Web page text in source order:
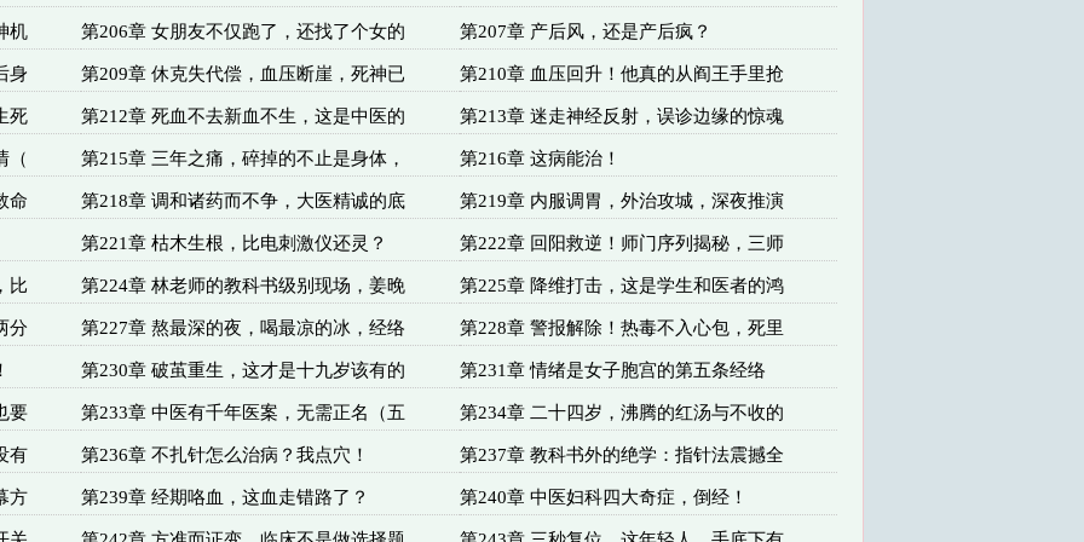
机 第206章 女朋友不仅跑了，还找了个女的 第207章 产后风，还是产后疯？
身 第209章 休克失代偿，血压断崖，死神已 第210章 血压回升！他真的从阎王手里抢
死 第212章 死血不去新血不生，这是中医的 第213章 迷走神经反射，误诊边缘的惊魂
（ 第215章 三年之痛，碎掉的不止是身体， 第216章 这病能治！
命 第218章 调和诸药而不争，大医精诚的底 第219章 内服调胃，外治攻城，深夜推演
第221章 枯木生根，比电刺激仪还灵？ 第222章 回阳救逆！师门序列揭秘，三师
比 第224章 林老师的教科书级别现场，姜晚 第225章 降维打击，这是学生和医者的鸿
分 第227章 熬最深的夜，喝最凉的冰，经络 第228章 警报解除！热毒不入心包，死里
第230章 破茧重生，这才是十九岁该有的 第231章 情绪是女子胞宫的第五条经络
要 第233章 中医有千年医案，无需正名（五 第234章 二十四岁，沸腾的红汤与不收的
有 第236章 不扎针怎么治病？我点穴！ 第237章 教科书外的绝学：指针法震撼全
方 第239章 经期咯血，这血走错路了？ 第240章 中医妇科四大奇症，倒经！